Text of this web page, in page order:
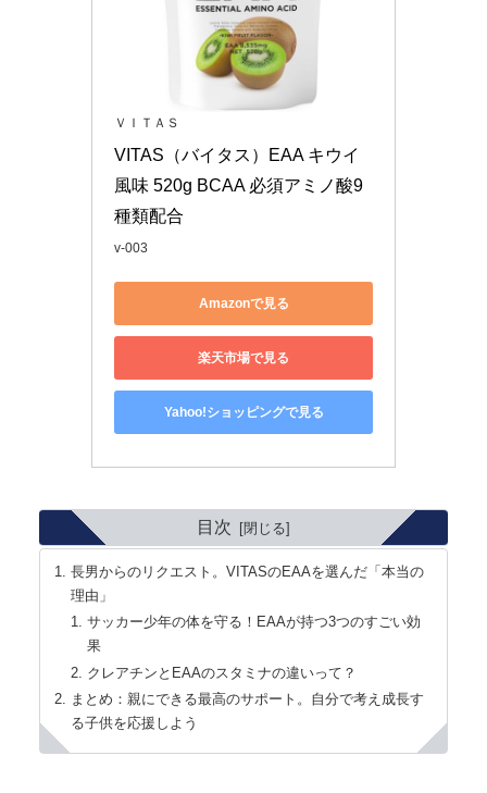
ＶＩＴＡＳ
VITAS（バイタス）EAA キウイ
風味 520g BCAA 必須アミノ酸9
種類配合
v-003
Amazonで見る
楽天市場で見る
Yahoo!ショッピングで見る
目次
長男からのリクエスト。VITASのEAAを選んだ「本当の
理由」
サッカー少年の体を守る！EAAが持つ3つのすごい効
果
クレアチンとEAAのスタミナの違いって？
まとめ：親にできる最高のサポート。自分で考え成長す
る子供を応援しよう